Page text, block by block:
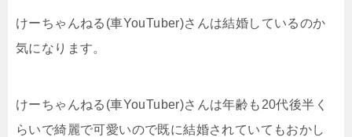
けーちゃんねる(車YouTuber)さんは結婚しているのか
気になります。
けーちゃんねる(車YouTuber)さんは年齢も20代後半く
らいで綺麗で可愛いので既に結婚されていてもおかし